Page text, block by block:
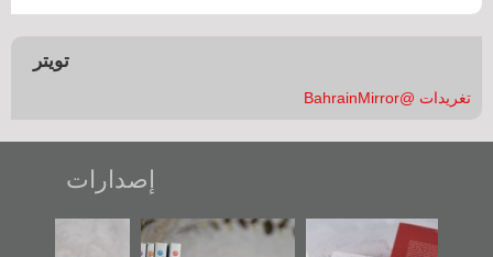
تويتر
تغريدات @BahrainMirror
إصدارات
"حماة الباب الأخير":
تصنيف موضوعي